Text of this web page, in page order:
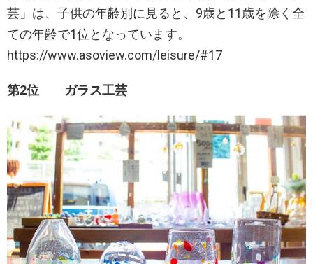
芸」は、子供の年齢別に見ると、9歳と11歳を除く全
ての年齢で1位となっています。
https://www.asoview.com/leisure/#17
第2位 ガラス工芸